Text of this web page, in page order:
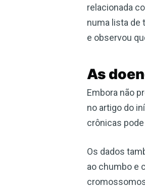
relacionada
numa lista de
e observou
As
Embora não
no artigo do
crônicas
Os dados
ao chumbo e